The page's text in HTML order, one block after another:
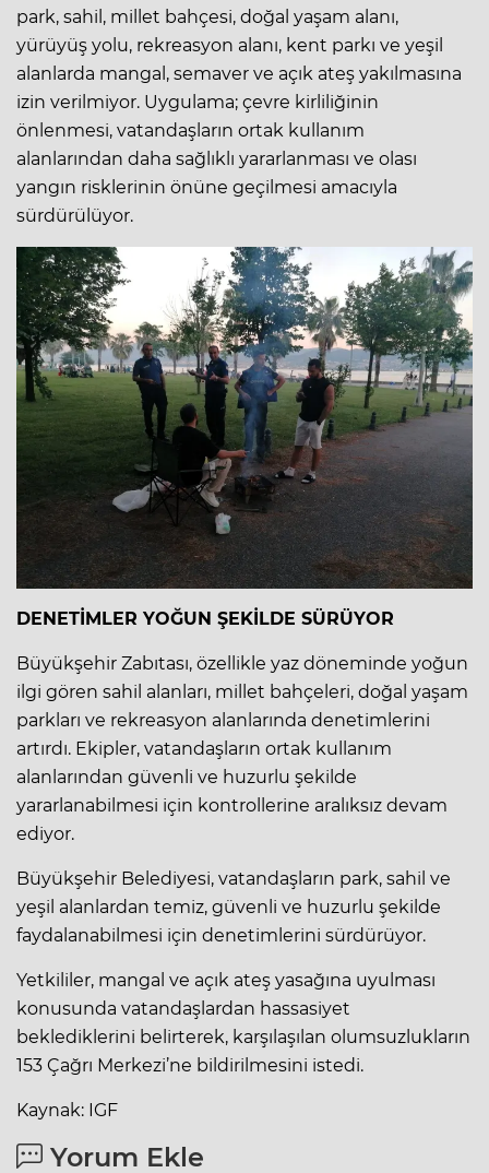
park, sahil, millet bahçesi, doğal yaşam alanı,
yürüyüş yolu, rekreasyon alanı, kent parkı ve yeşil
alanlarda mangal, semaver ve açık ateş yakılmasına
izin verilmiyor. Uygulama; çevre kirliliğinin
önlenmesi, vatandaşların ortak kullanım
alanlarından daha sağlıklı yararlanması ve olası
yangın risklerinin önüne geçilmesi amacıyla
sürdürülüyor.
DENETİMLER YOĞUN ŞEKİLDE SÜRÜYOR
Büyükşehir Zabıtası, özellikle yaz döneminde yoğun
ilgi gören sahil alanları, millet bahçeleri, doğal yaşam
parkları ve rekreasyon alanlarında denetimlerini
artırdı. Ekipler, vatandaşların ortak kullanım
alanlarından güvenli ve huzurlu şekilde
yararlanabilmesi için kontrollerine aralıksız devam
ediyor.
Büyükşehir Belediyesi, vatandaşların park, sahil ve
yeşil alanlardan temiz, güvenli ve huzurlu şekilde
faydalanabilmesi için denetimlerini sürdürüyor.
Yetkililer, mangal ve açık ateş yasağına uyulması
konusunda vatandaşlardan hassasiyet
beklediklerini belirterek, karşılaşılan olumsuzlukların
153 Çağrı Merkezi’ne bildirilmesini istedi.
Kaynak: IGF
Yorum Ekle